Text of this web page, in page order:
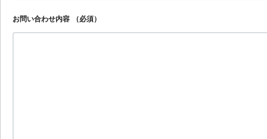
お問い合わせ内容 （必須）